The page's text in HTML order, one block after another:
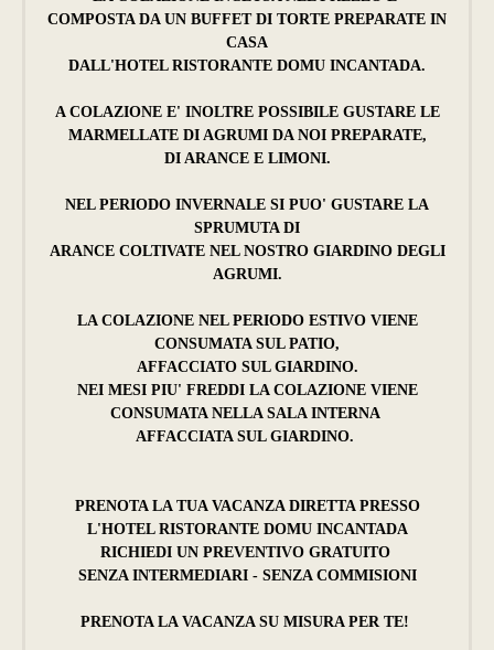
COMPOSTA DA UN BUFFET DI TORTE PREPARATE IN
CASA
DALL'HOTEL RISTORANTE DOMU INCANTADA.
A COLAZIONE E' INOLTRE POSSIBILE GUSTARE LE
MARMELLATE DI AGRUMI DA NOI PREPARATE,
DI ARANCE E LIMONI.
NEL PERIODO INVERNALE SI PUO' GUSTARE LA
SPRUMUTA DI
ARANCE COLTIVATE NEL NOSTRO GIARDINO DEGLI
AGRUMI.
LA COLAZIONE NEL PERIODO ESTIVO VIENE
CONSUMATA SUL PATIO,
AFFACCIATO SUL GIARDINO.
NEI MESI PIU' FREDDI LA COLAZIONE VIENE
CONSUMATA NELLA SALA INTERNA
AFFACCIATA SUL GIARDINO.
PRENOTA LA TUA VACANZA DIRETTA PRESSO
L'HOTEL RISTORANTE DOMU INCANTADA
RICHIEDI UN PREVENTIVO GRATUITO
SENZA INTERMEDIARI - SENZA COMMISIONI
PRENOTA LA VACANZA SU MISURA PER TE!